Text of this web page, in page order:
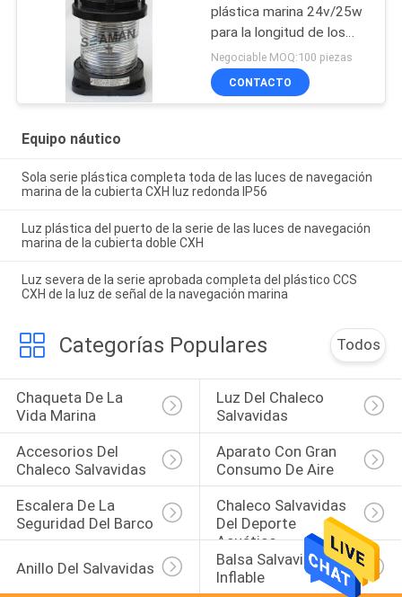
plástica marina 24v/25w
para la longitud de los
barcos Cxh-21p sobre el
12m
Negociable MOQ:100 piezas
CONTACTO
Equipo náutico
Sola serie plástica completa toda de las luces de navegación
marina de la cubierta CXH luz redonda IP56
Luz plástica del puerto de la serie de las luces de navegación
marina de la cubierta doble CXH
Luz severa de la serie aprobada completa del plástico CCS
CXH de la luz de señal de la navegación marina
Categorías Populares Todos
Chaqueta De La
Vida Marina
Luz Del Chaleco
Salvavidas
Accesorios Del
Chaleco Salvavidas
Aparato Con Gran
Consumo De Aire
Escalera De La
Seguridad Del Barco
Chaleco Salvavidas
Del Deporte
Acuático
Anillo Del Salvavidas
Balsa Salvavidas
Inflable